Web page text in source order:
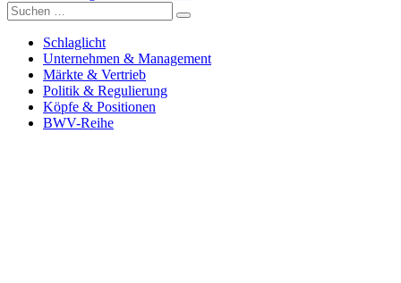
Versicherungswirtschaft-heute
Suche
nach:
Schlaglicht
Unternehmen & Management
Märkte & Vertrieb
Politik & Regulierung
Köpfe & Positionen
BWV-Reihe